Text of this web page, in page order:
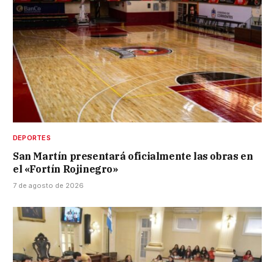
DEPORTES
San Martín presentará oficialmente las obras en
el «Fortín Rojinegro»
7 de agosto de 2026